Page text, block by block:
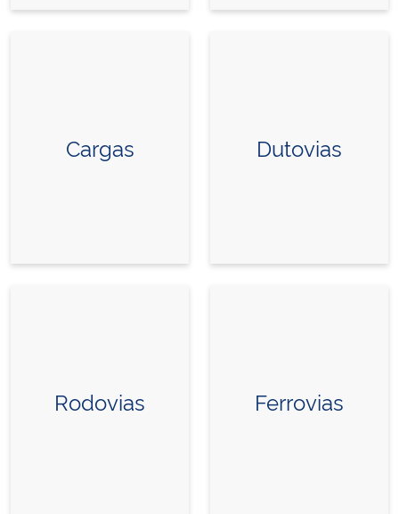
Cargas Dutovias
Rodovias Ferrovias